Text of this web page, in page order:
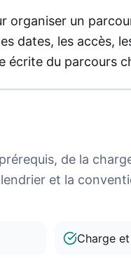
organiser un
dates, les accès,
écrite du parcours
de la
et la
Charge